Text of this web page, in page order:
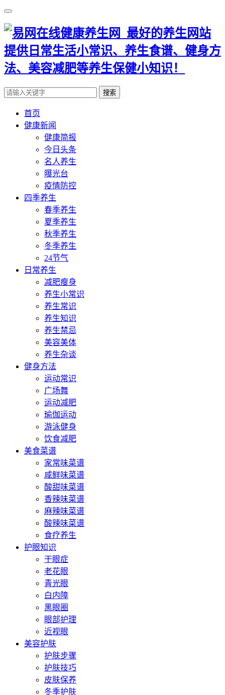
搜索
首页
健康新闻
健康简报
今日头条
名人养生
曝光台
疫情防控
四季养生
春季养生
夏季养生
秋季养生
冬季养生
24节气
日常养生
减肥瘦身
养生小常识
养生常识
养生知识
养生禁忌
美容美体
养生杂谈
健身方法
运动常识
广场舞
运动减肥
瑜伽运动
游泳健身
饮食减肥
美食菜谱
家常味菜谱
咸鲜味菜谱
酸甜味菜谱
香辣味菜谱
麻辣味菜谱
酸辣味菜谱
食疗养生
护眼知识
干眼症
老花眼
青光眼
白内障
黑眼圈
眼部护理
近视眼
美容护肤
护肤步骤
护肤技巧
皮肤保养
冬季护肤